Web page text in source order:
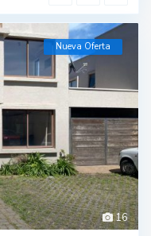
16
Nueva Oferta